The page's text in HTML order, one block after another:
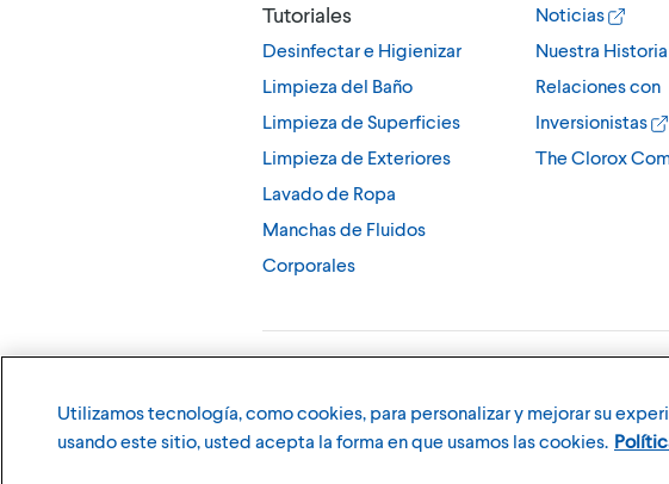
Tutoriales
Desinfectar e Higienizar
Limpieza del Baño
Limpieza de Superficies
Limpieza de Exteriores
Lavado de Ropa
Manchas de Fluidos
Corporales
Noticias
Nuestra Historia
Relaciones con
Inversionistas
The Clorox
Utilizamos tecnología, como cookies, para personalizar y mejorar su
usando este sitio, usted acepta la forma en que usamos las cookies.